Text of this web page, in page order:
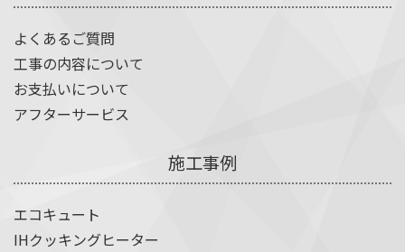
よくあるご質問
工事の内容について
お支払いについて
アフターサービス
施工事例
エコキュート
IHクッキングヒーター